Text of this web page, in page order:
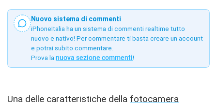
Nuovo sistema di commenti
iPhoneItalia ha un sistema di commenti realtime tutto
nuovo e nativo! Per commentare ti basta creare un account
e potrai subito commentare.
Prova la nuova sezione commenti!
Una delle caratteristiche della fotocamera